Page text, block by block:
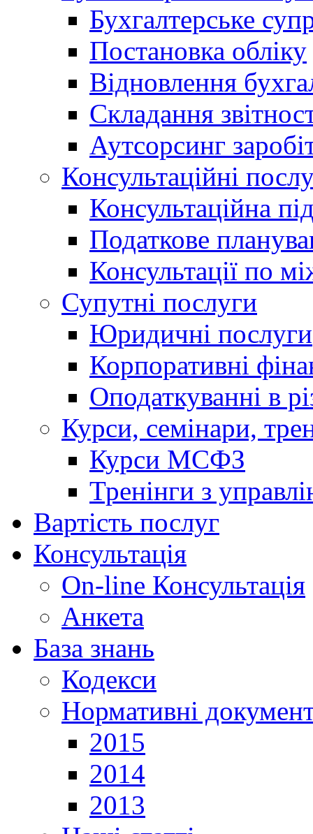
Бухгалтерське
Постановка обліку
Відновлення
Складання
Аутсорсинг
Консультаційні
Консультаційна
Податкове
Консультації по
Супутні послуги
Юридичні послуги
Корпоративні
Оподаткуванні в
Курси, семінари,
Курси МСФЗ
Тренінги з
Вартість послуг
Консультація
On-line Консультація
Анкета
База знань
Кодекси
Нормативні
2015
2014
2013